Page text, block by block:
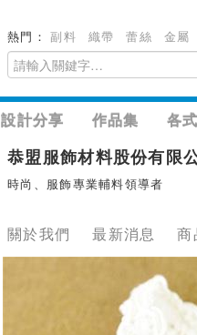
熱門：副料 織帶 蕾絲 金屬
設計分享 作品集 各
恭盟服飾材料股份有限
時尚、服飾專業輔料領導者
關於我們 最新消息 商